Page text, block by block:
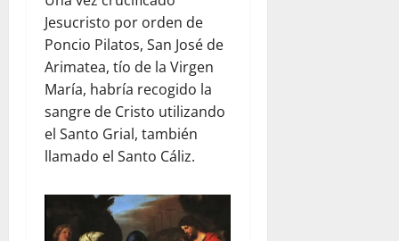
Jesucristo por orden de
Poncio Pilatos, San José de
Arimatea, tío de la Virgen
María, habría recogido la
sangre de Cristo utilizando
el Santo Grial, también
llamado el Santo Cáliz.